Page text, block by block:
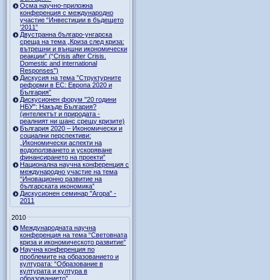
Осма научно-приложна
конференция с международно
участие “Инвестиции в бъдещето
'2011”
Двустранна българо-унгарска
среща на тема „Криза след криза:
вътрешни и външни икономически
реакции” (“Crisis after Crisis.
Domestic and international
Responses”)
Дискусия на тема ”Структурните
реформи в ЕС: Европа 2020 и
България”
Дискусионен форум "20 години
НБУ": Накъде България?
(интелектът и природата -
реалният ни шанс срещу кризите)
България 2020 – Икономически и
социални перспективи:
„Икономически аспекти на
водоползването и ускоряване
финансирането на проекти”
Национална научна конференция с
международно участие на тема
“Иновационно развитие на
българската икономика”
Дискусионен семинар "Агора" -
2011
2010
Международната научна
конференция на тема “Световната
криза и икономическото развитие”
Научна конференция по
проблемите на образованието и
културата: “Образование в
културата и култура в
образованието”